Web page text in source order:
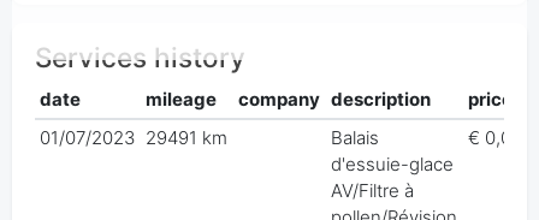
Services history
date mileage company description
price
01/07/2023 29491 km
Balais
d'essuie-glace
AV/Filtre à
€ 0,00